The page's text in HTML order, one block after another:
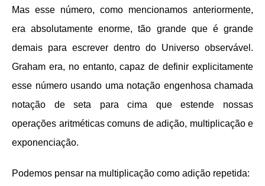
Mas esse número, como mencionamos anteriormente,
era absolutamente enorme, tão grande que é grande
demais para escrever dentro do Universo observável.
Graham era, no entanto, capaz de definir explicitamente
esse número usando uma notação engenhosa chamada
notação de seta para cima que estende nossas
operações aritméticas comuns de adição, multiplicação e
exponenciação.
Podemos pensar na multiplicação como adição repetida: